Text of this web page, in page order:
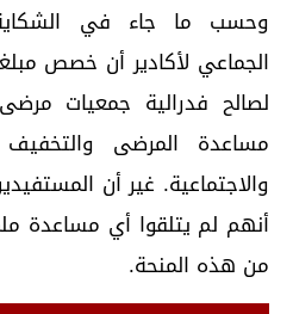
وحسب ما جاء في
الجماعي لأكادير أن خصص
لصالح فدرالية جمعيات
مساعدة المرضى
والاجتماعية. غير أن
أنهم لم يتلقوا أي مساعدة
من هذه المنحة.